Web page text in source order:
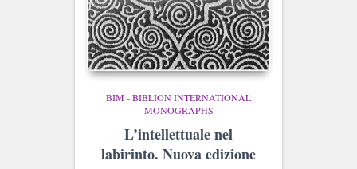
BIM - BIBLION INTERNATIONAL
MONOGRAPHS
L’intellettuale nel
labirinto. Nuova edizione